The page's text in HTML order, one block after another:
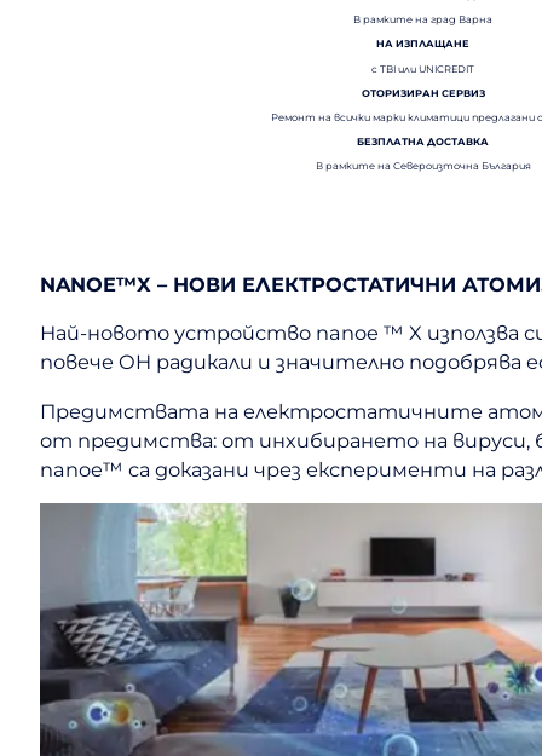
В рамките на град Варна
НА ИЗПЛАЩАНЕ
с TBI или UNICREDIT
ОТОРИЗИРАН СЕРВИЗ
Ремонт на всички марки климатици предлагани
БЕЗПЛАТНА ДОСТАВКА
В рамките на Североизточна България
NANOE™X – НОВИ ЕЛЕКТРОСТАТИЧНИ
Най-новото устройство nanoe ™ X използва
повече OH радикали и значително
Предимствата на електростатичните
от предимства: от инхибирането на вируси,
nanoe™ са доказани чрез експерименти на